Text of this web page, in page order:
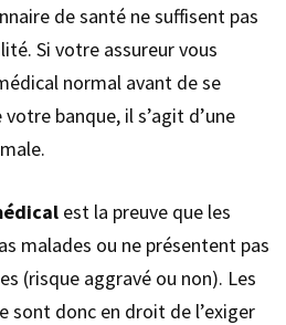
de santé ne suffisent pas
Si votre assureur vous
normal avant de se
banque, il s’agit d’une
est la preuve que les
malades ou ne présentent pas
(risque aggravé ou non). Les
sont donc en droit de l’exiger